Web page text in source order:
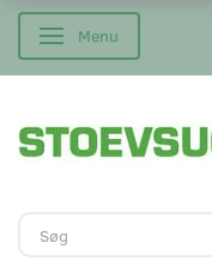
Skifte navigation
Menu